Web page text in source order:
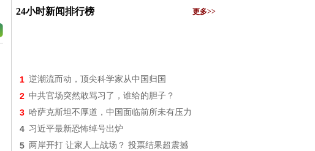
24小时新闻排行榜 更多>>
1 逆潮流而动，顶尖科学家从中国归国
2 中共官场突然敢骂习了，谁给的胆子？
3 哈萨克斯坦不厚道，中国面临前所未有压力
4 习近平最新恐怖绰号出炉
5 两岸开打 让家人上战场？ 投票结果超震撼